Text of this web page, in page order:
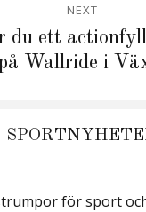
NEXT
du ett
Wallride i
för sport